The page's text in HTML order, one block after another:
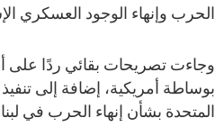
الحرب وإنهاء الوجود العسكري
وجاءت تصريحات بقائي ردًا على
بوساطة أمريكية، إضافة إلى تنفيذ
المتحدة بشأن إنهاء الحرب في